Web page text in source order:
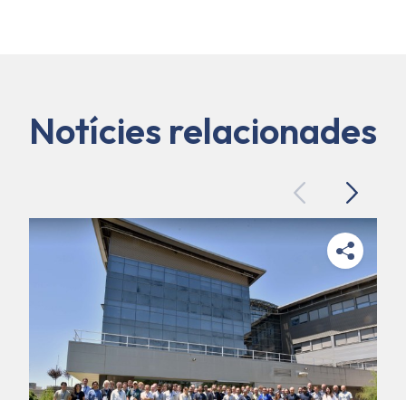
Notícies relacionades
PreviousNext